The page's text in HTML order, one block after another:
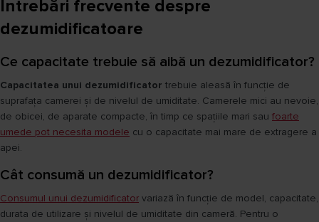
Întrebări frecvente despre
dezumidificatoare
Ce capacitate trebuie să aibă un dezumidificator?
Capacitatea unui dezumidificator trebuie aleasă în funcție de
suprafața camerei și de nivelul de umiditate. Camerele mici au nevoie,
de obicei, de aparate compacte, în timp ce spațiile mari sau foarte
umede pot necesita modele cu o capacitate mai mare de extragere a
apei.
Cât consumă un dezumidificator?
Consumul unui dezumidificator variază în funcție de model, capacitate,
durata de utilizare și nivelul de umiditate din cameră. Pentru o